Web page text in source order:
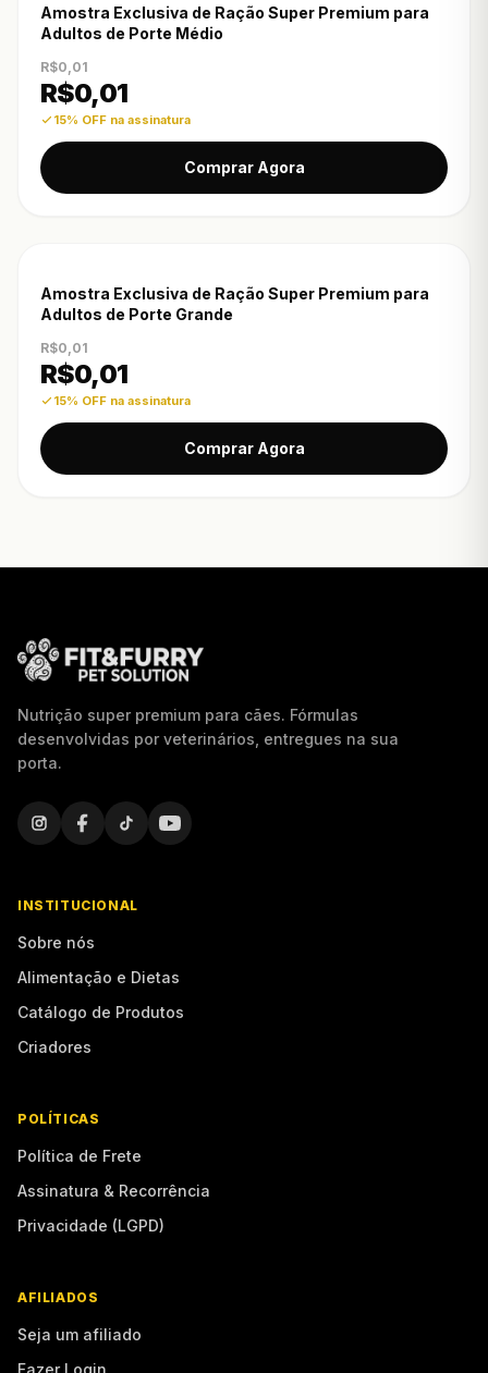
-15% OFF
Amostra Exclusiva de Ração Super Premium para
Adultos de Porte Médio
R$0,01
R$0,01
15% OFF na assinatura
Comprar Agora
-15% OFF
Amostra Exclusiva de Ração Super Premium para
Adultos de Porte Grande
R$0,01
R$0,01
15% OFF na assinatura
Comprar Agora
Nutrição super premium para cães. Fórmulas
desenvolvidas por veterinários, entregues na sua
porta.
INSTITUCIONAL
Sobre nós
Alimentação e Dietas
Catálogo de Produtos
Criadores
POLÍTICAS
Política de Frete
Assinatura & Recorrência
Privacidade (LGPD)
AFILIADOS
Seja um afiliado